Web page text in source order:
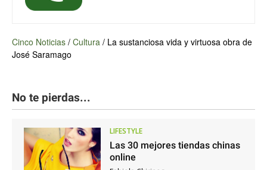
Cinco Noticias / Cultura / La sustanciosa vida y virtuosa obra de
José Saramago
No te pierdas...
LIFESTYLE
Las 30 mejores tiendas chinas
online